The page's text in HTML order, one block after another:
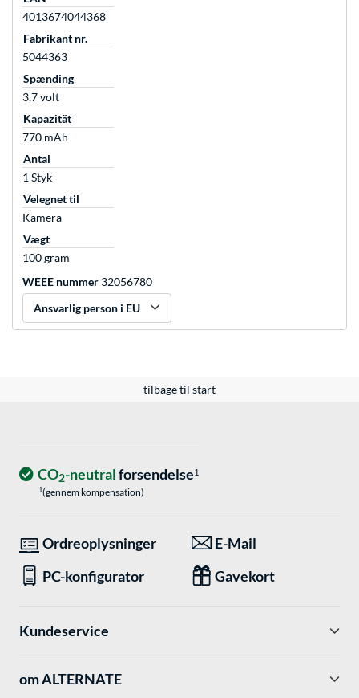
4013674044368
Fabrikant nr.
5044363
Spænding
3,7 volt
Kapazität
770 mAh
Antal
1 Styk
Velegnet til
Kamera
Vægt
100 gram
WEEE nummer 32056780
Ansvarlig person i EU
tilbage til start
CO2-neutralforsendelse1
1(gennem kompensation)
Ordreoplysninger
E-Mail
PC-konfigurator
Gavekort
Kundeservice
om ALTERNATE